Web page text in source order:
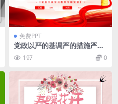
免费PPT
党政以严的基调严的措施严的
氛围持续深化纠治“四风”PPT
党课模板
197 0